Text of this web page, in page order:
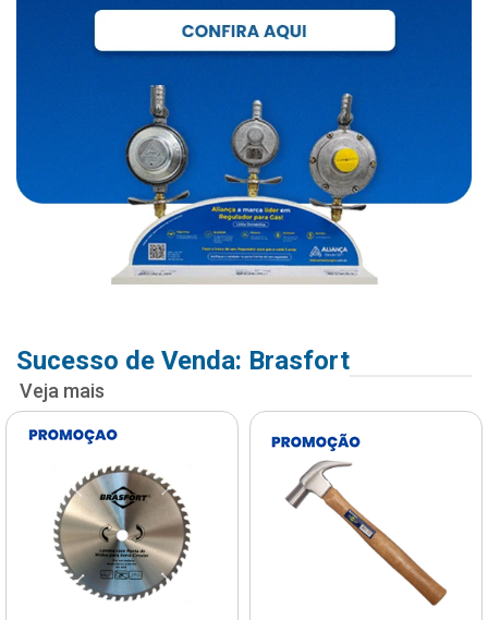
Sucesso de Venda: Brasfort
Veja mais